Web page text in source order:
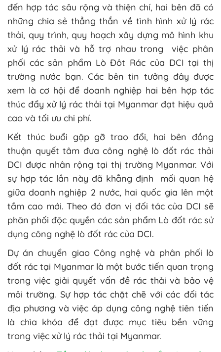
đến hợp tác sâu rộng và thiện chí, hai bên đã có
những chia sẻ thẳng thắn về tình hình xử lý rác
thải, quy trình, quy hoạch xây dựng mô hình khu
xử lý rác thải và hỗ trợ nhau trong việc phân
phối các sản phẩm Lò Đôt Rác của DCI tại thị
trường nước bạn. Các bên tin tưởng đây được
xem là cơ hội để doanh nghiệp hai bên hợp tác
thúc đẩy xử lý rác thải tại Myanmar đạt hiệu quả
cao và tối ưu chi phí.
Kết thúc buổi gặp gỡ trao đổi, hai bên đồng
thuận quyết tâm đưa công nghệ lò đốt rác thải
DCI được nhân rộng tại thị trường Myanmar. Với
sự hợp tác lần này đã khẳng định mối quan hệ
giữa doanh nghiệp 2 nước, hai quốc gia lên một
tầm cao mới. Theo đó đơn vị đối tác của DCI sẽ
phân phối độc quyền các sản phẩm Lò đốt rác sử
dụng công nghệ lò đốt rác của DCI.
Dự án chuyển giao Công nghệ và phân phối lò
đốt rác tại Myanmar là một bước tiến quan trọng
trong việc giải quyết vấn đề rác thải và bảo vệ
môi trường. Sự hợp tác chặt chẽ với các đối tác
địa phương và việc áp dụng công nghệ tiên tiến
là chìa khóa để đạt được mục tiêu bền vững
trong việc xử lý rác thải tại Myanmar.